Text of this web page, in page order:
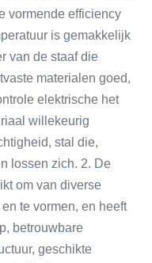
vormende efficiency
is gemakkelijk
van de staaf die
materialen goed,
elektrische het
willekeurig
stal die,
lossen zich. 2. De
om van diverse
te vormen, en heeft
betrouwbare
geschikte